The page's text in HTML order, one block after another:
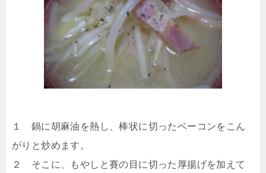
１ 鍋に胡麻油を熱し、棒状に切ったベーコンをこん
がりと炒めます。
２ そこに、もやしと賽の目に切った厚揚げを加えて